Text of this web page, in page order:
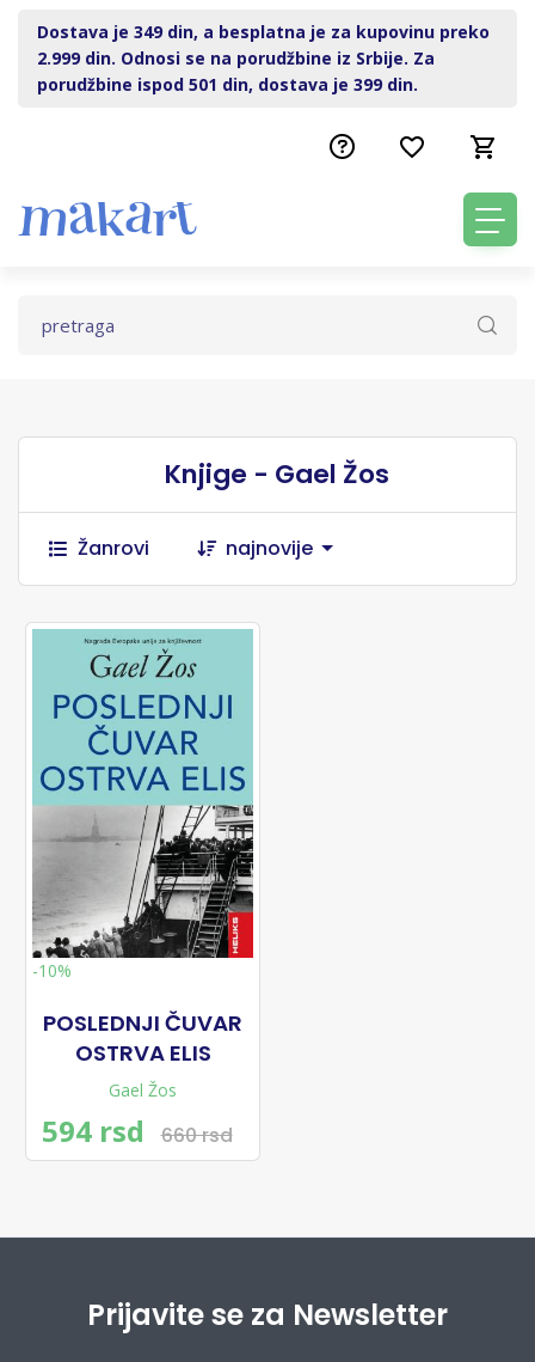
Dostava je 349 din, a besplatna je za kupovinu preko
2.999 din. Odnosi se na porudžbine iz Srbije. Za
porudžbine ispod 501 din, dostava je 399 din.
Knjige - Gael Žos
Žanrovi najnovije
-10%
POSLEDNJI ČUVAR
OSTRVA ELIS
Gael Žos
594 rsd 660 rsd
Prijavite se za Newsletter